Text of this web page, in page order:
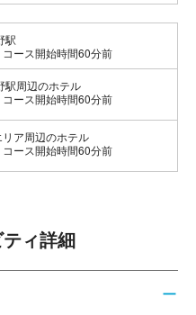
駅
ース開始時間60分前
駅周辺のホテル
ース開始時間60分前
ア周辺のホテル
ース開始時間60分前
ィ詳細